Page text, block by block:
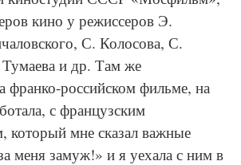
кино у режиссеров Э.
С. Колосова, С.
и др. Там же
франко-российском фильме, на
с французским
который мне сказал важные
меня замуж!» и я уехала с ним в